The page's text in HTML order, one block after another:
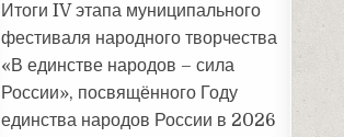
Итоги IV этапа муниципального
фестиваля народного творчества
«В единстве народов – сила
России», посвящённого Году
единства народов России в 2026